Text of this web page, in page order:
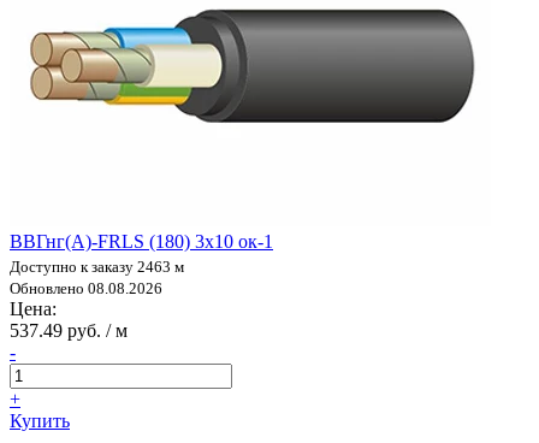
ВВГнг(А)-FRLS (180) 3х10 ок-1
Доступно к заказу 2463 м
Обновлено 08.08.2026
Цена:
537.49 руб. / м
-
+
Купить